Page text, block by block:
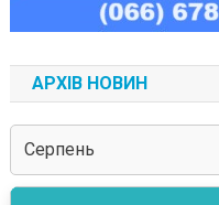
АРХІВ НОВИН